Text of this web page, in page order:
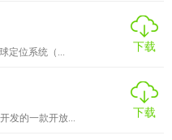
和企业用户，智卷精灵最
，将极大提升用户的文件
习娱乐，智卷精灵都能提
定位系统（...
下载
发的一款开放...
下载